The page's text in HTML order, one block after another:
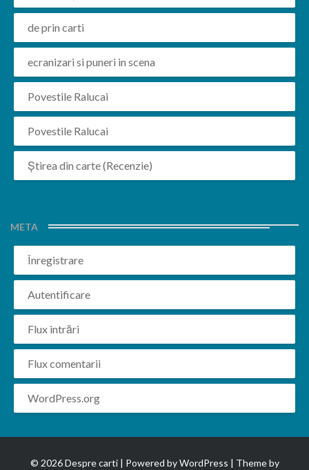
de prin carti
ecranizari si puneri in scena
Povestile Ralucai
Povestile Ralucai
Știrea din carte (Recenzie)
META
Înregistrare
Autentificare
Flux intrări
Flux comentarii
WordPress.org
© 2026 Despre carti | Powered byWordPress | Theme by